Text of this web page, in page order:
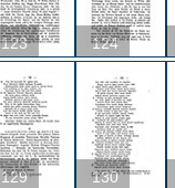
123 124
129 130